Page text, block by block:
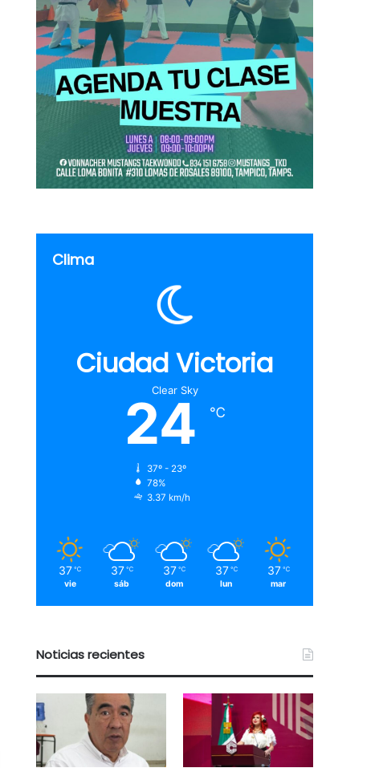
Clima
Ciudad Victoria
Clear Sky
24 ℃
37º - 23º
78%
3.37 km/h
37 ℃
vie
37 ℃
sáb
37 ℃
dom
37 ℃
lun
37 ℃
mar
Noticias recientes